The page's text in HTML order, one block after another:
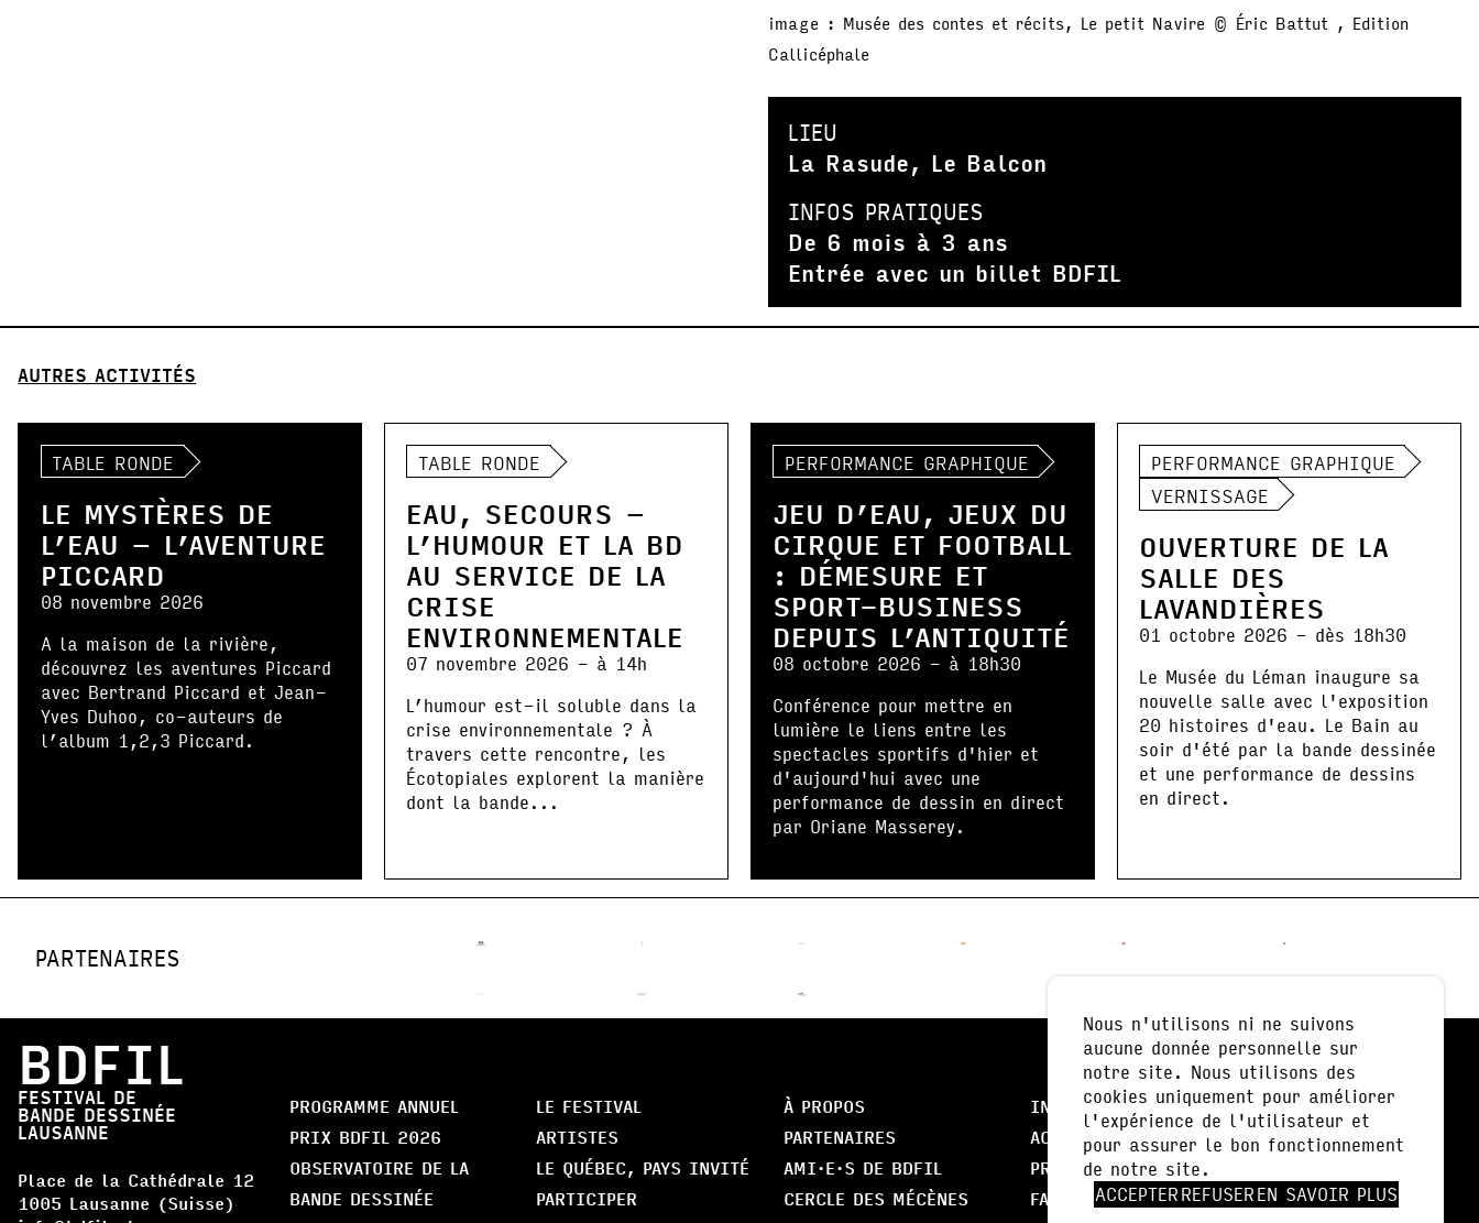
image : Musée des contes et récits, Le petit Navire © Éric Battut , Edition
Callicéphale
LIEU
La Rasude, Le Balcon
INFOS PRATIQUES
De 6 mois à 3 ans
Entrée avec un billet BDFIL
AUTRES ACTIVITÉS
TABLE RONDE
LE MYSTÈRES DE
L’EAU – L’AVENTURE
PICCARD
08 novembre 2026
A la maison de la rivière,
découvrez les aventures Piccard
avec Bertrand Piccard et Jean-
Yves Duhoo, co-auteurs de
l’album 1,2,3 Piccard.
TABLE RONDE
EAU, SECOURS –
L’HUMOUR ET LA BD
AU SERVICE DE LA
CRISE
ENVIRONNEMENTALE
07 novembre 2026 - à 14h
L’humour est-il soluble dans la
crise environnementale ? À
travers cette rencontre, les
Écotopiales explorent la manière
dont la bande...
PERFORMANCE GRAPHIQUE
JEU D’EAU, JEUX DU
CIRQUE ET FOOTBALL
: DÉMESURE ET
SPORT-BUSINESS
DEPUIS L’ANTIQUITÉ
08 octobre 2026 - à 18h30
Conférence pour mettre en
lumière le liens entre les
spectacles sportifs d'hier et
d'aujourd'hui avec une
performance de dessin en direct
par Oriane Masserey.
PERFORMANCE GRAPHIQUE
VERNISSAGE
OUVERTURE DE LA
SALLE DES
LAVANDIÈRES
01 octobre 2026 - dès 18h30
Le Musée du Léman inaugure sa
nouvelle salle avec l'exposition
20 histoires d'eau. Le Bain au
soir d'été par la bande dessinée
et une performance de dessins
en direct.
PARTENAIRES
BDFIL
FESTIVAL DE
BANDE DESSINÉE
LAUSANNE
Place de la Cathédrale 12
1005 Lausanne (Suisse)
PROGRAMME ANNUEL
PRIX BDFIL 2026
OBSERVATOIRE DE LA
BANDE DESSINÉE
LE FESTIVAL
ARTISTES
LE QUÉBEC, PAYS INVITÉ
PARTICIPER
À PROPOS
PARTENAIRES
AMI·E·S DE BDFIL
CERCLE DES MÉCÈNES
INFOS PRATIQUES
ACTUALITÉS
PRESSE
FALC
NEWSLETTER
Nous n'utilisons ni ne suivons
aucune donnée personnelle sur
notre site. Nous utilisons des
cookies uniquement pour améliorer
l'expérience de l'utilisateur et
pour assurer le bon fonctionnement
de notre site.
ACCEPTERREFUSEREN SAVOIR PLUS